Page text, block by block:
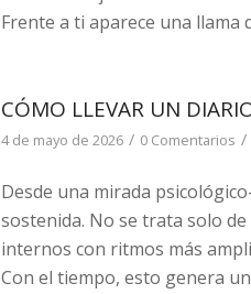
Frente a ti aparece una llama
CÓMO LLEVAR UN
4 de mayo de 2026 / 0 Comentarios /
Desde una mirada
sostenida. No se trata solo
internos con ritmos más
Con el tiempo, esto genera